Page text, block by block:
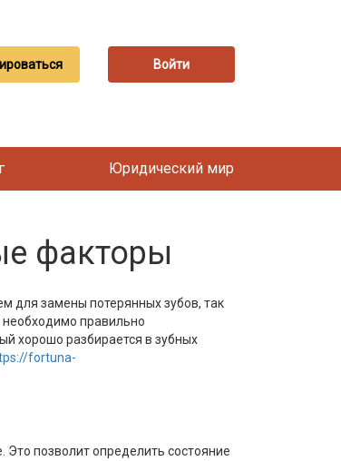
Войти
Юридический мир
факторы
для замены потерянных зубов, так
необходимо правильно
хорошо разбирается в зубных
fortuna-
Это позволит определить состояние